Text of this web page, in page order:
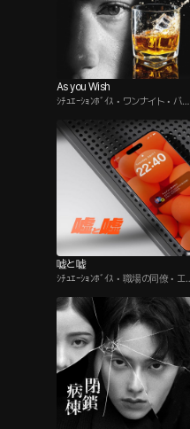
As you Wish
ｼﾁｭｴｰｼｮﾝﾎﾞｲｽ • ワンナイト • バー
嘘と嘘
ｼﾁｭｴｰｼｮﾝﾎﾞｲｽ • 職場の同僚 • エ